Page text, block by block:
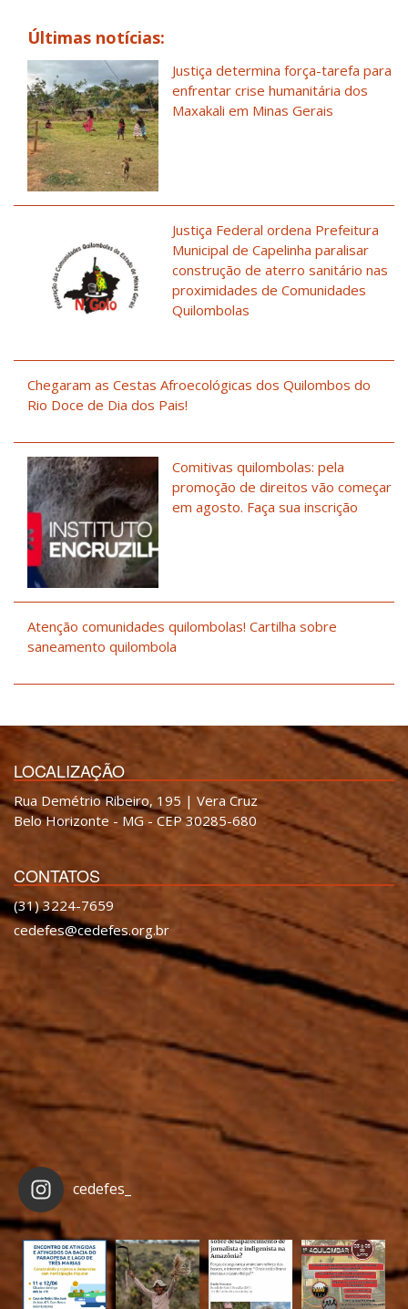
Últimas notícias:
Justiça determina força-tarefa para
enfrentar crise humanitária dos
Maxakali em Minas Gerais
Justiça Federal ordena Prefeitura
Municipal de Capelinha paralisar
construção de aterro sanitário nas
proximidades de Comunidades
Quilombolas
Chegaram as Cestas Afroecológicas dos Quilombos do
Rio Doce de Dia dos Pais!
Comitivas quilombolas: pela
promoção de direitos vão começar
em agosto. Faça sua inscrição
Atenção comunidades quilombolas! Cartilha sobre
saneamento quilombola
LOCALIZAÇÃO
Rua Demétrio Ribeiro, 195 | Vera Cruz
Belo Horizonte - MG - CEP 30285-680
CONTATOS
(31) 3224-7659
cedefes@cedefes.org.br
cedefes_